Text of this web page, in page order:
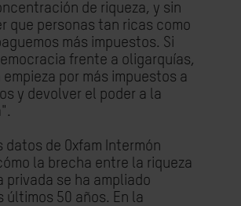
de riqueza, y sin
que personas tan ricas como
más impuestos. Si
frente a oligarquías,
por más impuestos a
y devolver el poder a la
datos de Oxfam Intermón
la brecha entre la riqueza
privada se ha ampliado
últimos 50 años. En la